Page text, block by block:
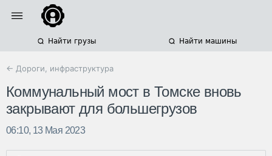
Найти грузы Найти машины
← Дороги, инфраструктура
Коммунальный мост в Томске вновь
закрывают для большегрузов
06:10, 13 Мая 2023